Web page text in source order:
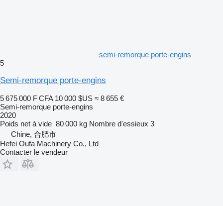
semi-remorque porte-engins
5
Semi-remorque porte-engins
5 675 000 F CFA 10 000 $US ≈ 8 655 €
Semi-remorque porte-engins
2020
Poids net à vide 80 000 kg Nombre d'essieux 3
Chine, 合肥市
Hefei Oufa Machinery Co., Ltd
Contacter le vendeur